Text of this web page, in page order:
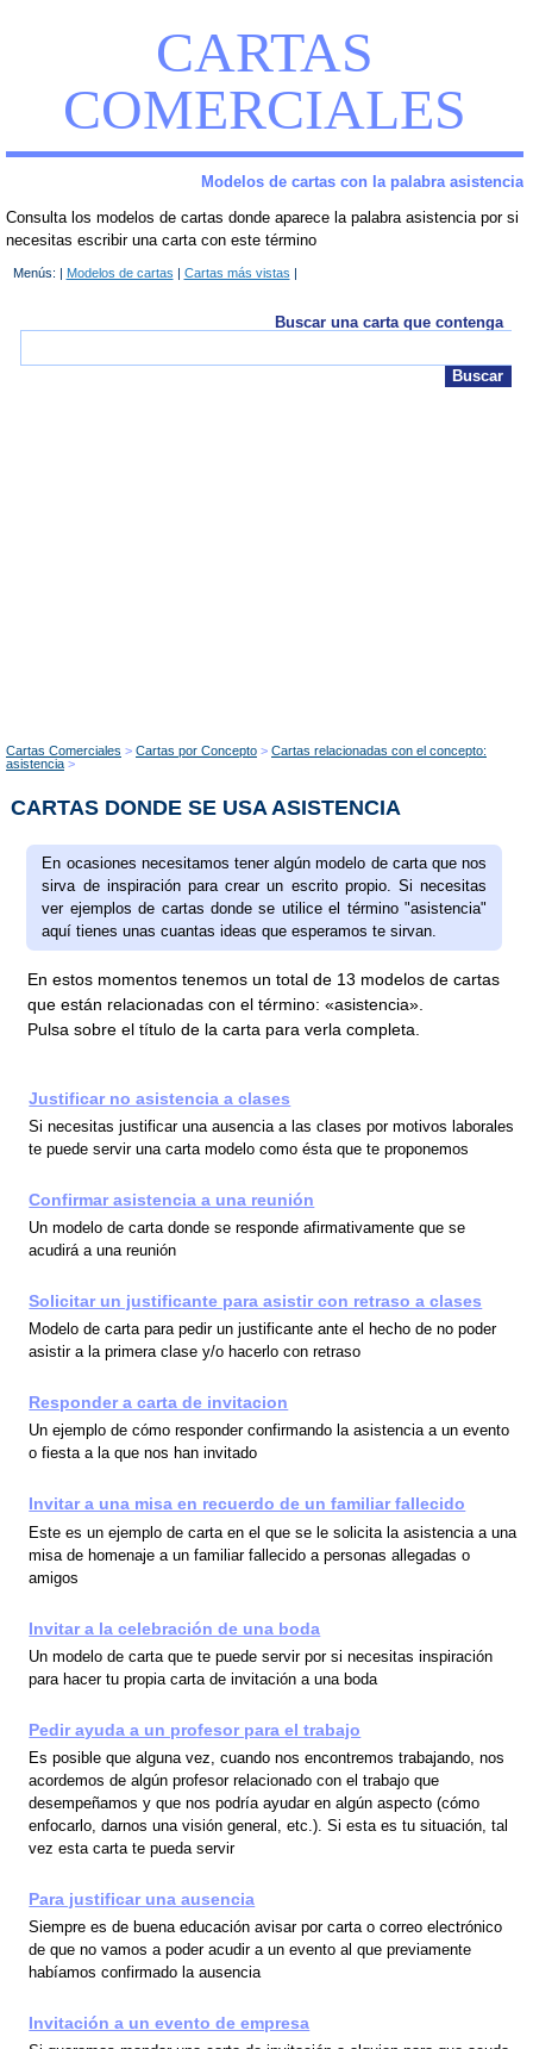
CARTAS
COMERCIALES
Modelos de cartas con la palabra asistencia
Consulta los modelos de cartas donde aparece la palabra asistencia por si
necesitas escribir una carta con este término
Menús: | Modelos de cartas Cartas más vistas
Buscar una carta que contenga
Cartas Comerciales Cartas por Concepto
Cartas relacionadas con el concepto:
asistencia
CARTAS DONDE SE USA ASISTENCIA
En ocasiones necesitamos tener algún modelo de carta que nos
sirva de inspiración para crear un escrito propio. Si necesitas
ver ejemplos de cartas donde se utilice el término "asistencia"
aquí tienes unas cuantas ideas que esperamos te sirvan.
En estos momentos tenemos un total de 13 modelos de cartas
que están relacionadas con el término: «asistencia».
Pulsa sobre el título de la carta para verla completa.
Justificar no asistencia a clases
Si necesitas justificar una ausencia a las clases por motivos laborales
te puede servir una carta modelo como ésta que te proponemos
Confirmar asistencia a una reunión
Un modelo de carta donde se responde afirmativamente que se
acudirá a una reunión
Solicitar un justificante para asistir con retraso a clases
Modelo de carta para pedir un justificante ante el hecho de no poder
asistir a la primera clase y/o hacerlo con retraso
Responder a carta de invitacion
Un ejemplo de cómo responder confirmando la asistencia a un evento
o fiesta a la que nos han invitado
Invitar a una misa en recuerdo de un familiar fallecido
Este es un ejemplo de carta en el que se le solicita la asistencia a una
misa de homenaje a un familiar fallecido a personas allegadas o
amigos
Invitar a la celebración de una boda
Un modelo de carta que te puede servir por si necesitas inspiración
para hacer tu propia carta de invitación a una boda
Pedir ayuda a un profesor para el trabajo
Es posible que alguna vez, cuando nos encontremos trabajando, nos
acordemos de algún profesor relacionado con el trabajo que
desempeñamos y que nos podría ayudar en algún aspecto (cómo
enfocarlo, darnos una visión general, etc.). Si esta es tu situación, tal
vez esta carta te pueda servir
Para justificar una ausencia
Siempre es de buena educación avisar por carta o correo electrónico
de que no vamos a poder acudir a un evento al que previamente
habíamos confirmado la ausencia
Invitación a un evento de empresa